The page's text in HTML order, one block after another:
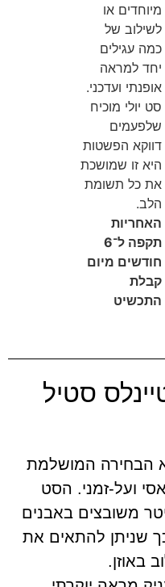
או
של
ועדכני.
מוכיח
הפשטות
שמושכת
תשומת
תקפה ל־6
מיום
סטיל
המושלמת
זמני. הסט
באבנים
להתאים את